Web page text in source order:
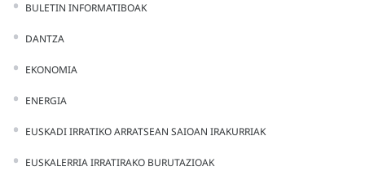
BULETIN INFORMATIBOAK
DANTZA
EKONOMIA
ENERGIA
EUSKADI IRRATIKO ARRATSEAN SAIOAN IRAKURRIAK
EUSKALERRIA IRRATIRAKO BURUTAZIOAK